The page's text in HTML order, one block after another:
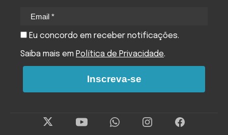
Eu concordo em receber notificações.
Saiba mais em Política de Privacidade.
Inscreva-se